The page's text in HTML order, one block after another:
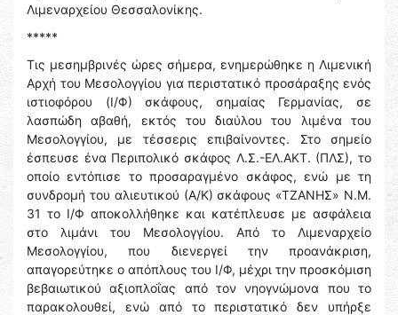
Λιμεναρχείου Θεσσαλονίκης.
*****
Τις μεσημβρινές ώρες σήμερα, ενημερώθηκε η Λιμενική
Αρχή του Μεσολογγίου για περιστατικό προσάραξης ενός
ιστιοφόρου (Ι/Φ) σκάφους, σημαίας Γερμανίας, σε
λασπώδη αβαθή, εκτός του διαύλου του λιμένα του
Μεσολογγίου, με τέσσερις επιβαίνοντες. Στο σημείο
έσπευσε ένα Περιπολικό σκάφος Λ.Σ.-ΕΛ.ΑΚΤ. (ΠΛΣ), το
οποίο εντόπισε το προσαραγμένο σκάφος, ενώ με τη
συνδρομή του αλιευτικού (Α/Κ) σκάφους «ΤΖΑΝΗΣ» Ν.Μ.
31 το Ι/Φ αποκολλήθηκε και κατέπλευσε με ασφάλεια
στο λιμάνι του Μεσολογγίου. Από το Λιμεναρχείο
Μεσολογγίου, που διενεργεί την προανάκριση,
απαγορεύτηκε ο απόπλους του Ι/Φ, μέχρι την προσκόμιση
βεβαιωτικού αξιοπλοΐας από τον νηογνώμονα που το
παρακολουθεί, ενώ από το περιστατικό δεν υπήρξε